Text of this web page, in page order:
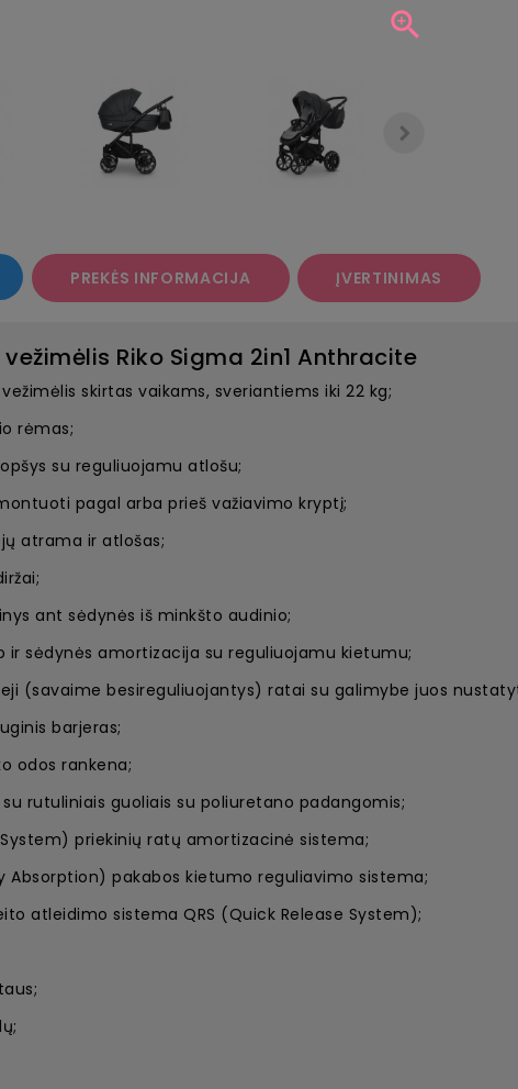

PREKĖS INFORMACIJA ĮVERTINIMAS
Riko Sigma 2in1 Anthracite
skirtas vaikams, sveriantiems iki 22 kg;
rėmas;
su reguliuojamu atlošu;
pagal arba prieš važiavimo kryptį;
atrama ir atlošas;
ant sėdynės iš minkšto audinio;
ir sėdynės amortizacija su reguliuojamu kietumu;
(savaime besireguliuojantys) ratai su galimybe juos
barjeras;
odos rankena;
rutuliniais guoliais su poliuretano padangomis;
System) priekinių ratų amortizacinė sistema;
Absorption) pakabos kietumo reguliavimo sistema;
atleidimo sistema QRS (Quick Release System);